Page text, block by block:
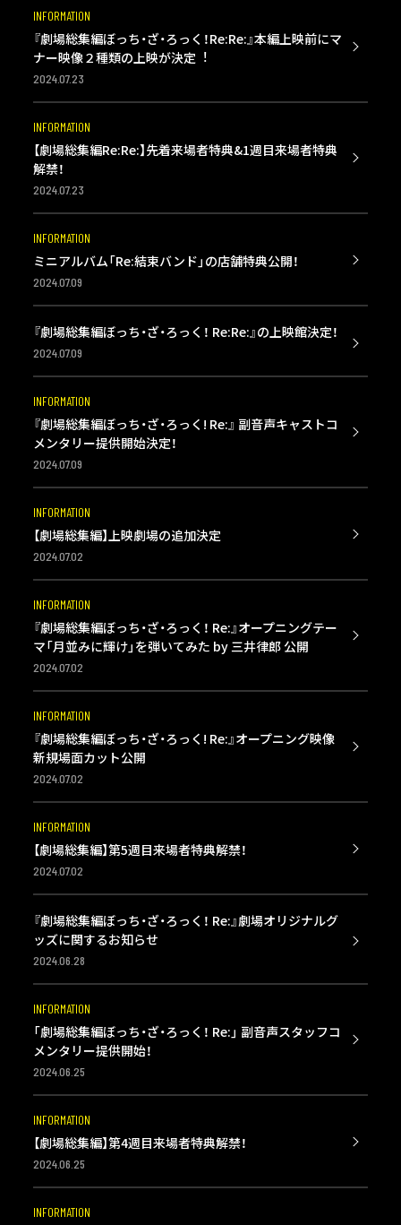
INFORMATION
『劇場総集編ぼっち・ざ・ろっく！Re:Re:』本編上映前にマ
ナー映像２種類の上映が決定︕
2024.07.23
INFORMATION
【劇場総集編Re:Re:】先着来場者特典&1週目来場者特典
解禁！
2024.07.23
INFORMATION
ミニアルバム「Re:結束バンド」の店舗特典公開！
2024.07.09
『劇場総集編ぼっち・ざ・ろっく！ Re:Re:』の上映館決定！
2024.07.09
INFORMATION
『劇場総集編ぼっち・ざ・ろっく! Re:』 副音声キャストコ
メンタリー提供開始決定！
2024.07.09
INFORMATION
【劇場総集編】上映劇場の追加決定
2024.07.02
INFORMATION
『劇場総集編ぼっち・ざ・ろっく！ Re:』オープニングテー
マ「月並みに輝け」を弾いてみた by 三井律郎 公開
2024.07.02
INFORMATION
『劇場総集編ぼっち・ざ・ろっく! Re:』オープニング映像
新規場面カット公開
2024.07.02
INFORMATION
【劇場総集編】第5週目来場者特典解禁！
2024.07.02
『劇場総集編ぼっち・ざ・ろっく！ Re:』劇場オリジナルグ
ッズに関するお知らせ
2024.06.28
INFORMATION
「劇場総集編ぼっち・ざ・ろっく！ Re:」 副音声スタッフコ
メンタリー提供開始！
2024.06.25
INFORMATION
【劇場総集編】第4週目来場者特典解禁！
2024.06.25
INFORMATION